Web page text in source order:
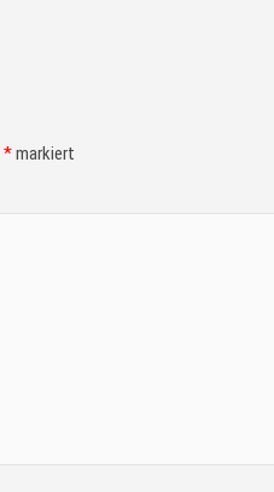
*markiert